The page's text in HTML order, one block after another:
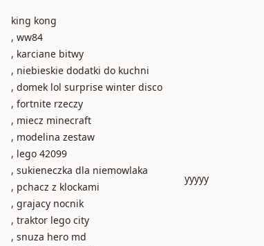
king kong
, ww84
, karciane bitwy
, niebieskie dodatki do kuchni
, domek lol surprise winter disco
, fortnite rzeczy
, miecz minecraft
, modelina zestaw
, lego 42099
, sukieneczka dla niemowlaka
, pchacz z klockami
, grajacy nocnik
, traktor lego city
, snuza hero md
yyyyy